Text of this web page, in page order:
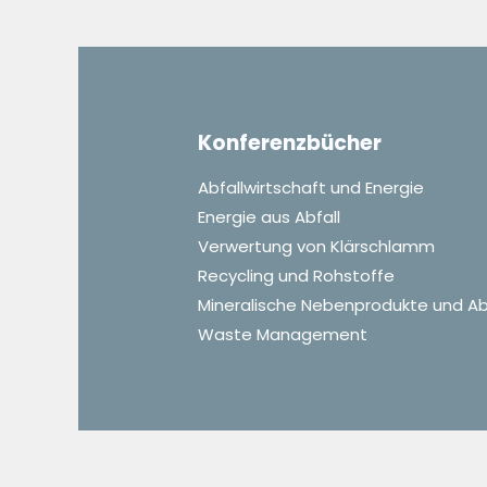
Konferenzbücher
Abfallwirtschaft und Energie
Energie aus Abfall
Verwertung von Klärschlamm
Recycling und Rohstoffe
Mineralische Nebenprodukte und
Waste Management